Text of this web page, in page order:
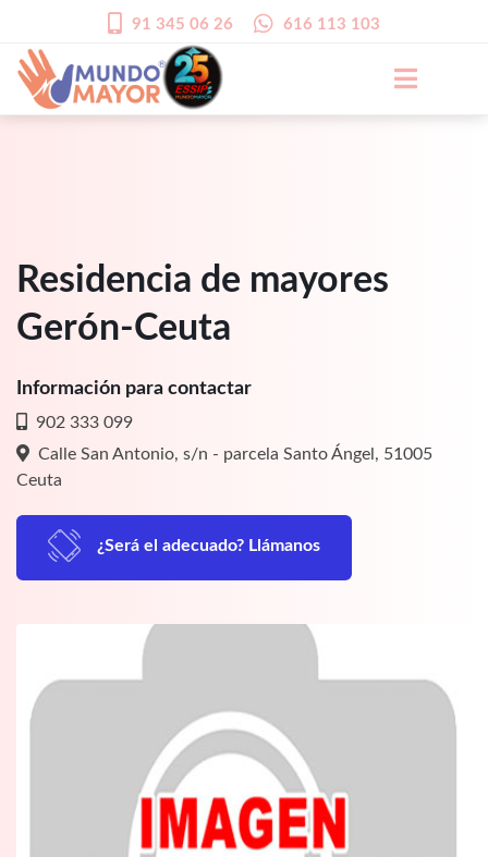
91 345 06 26 616 113 103
Residencia de mayores
Gerón-Ceuta
Información para contactar
902 333 099
Calle San Antonio, s/n - parcela Santo Ángel, 51005
Ceuta
¿Será el adecuado? Llámanos